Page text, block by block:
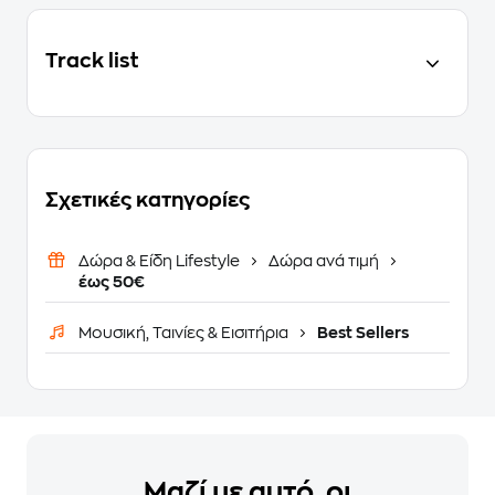
Track list
Σχετικές κατηγορίες
Δώρα & Είδη Lifestyle
Δώρα ανά τιμή
έως 50€
Μουσική, Ταινίες & Εισιτήρια Best Sellers